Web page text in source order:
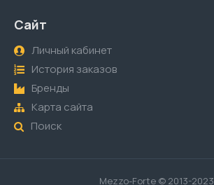
Сайт
Личный кабинет
История заказов
Бренды
Карта сайта
Поиск
Mezzo-Forte © 2013-2023